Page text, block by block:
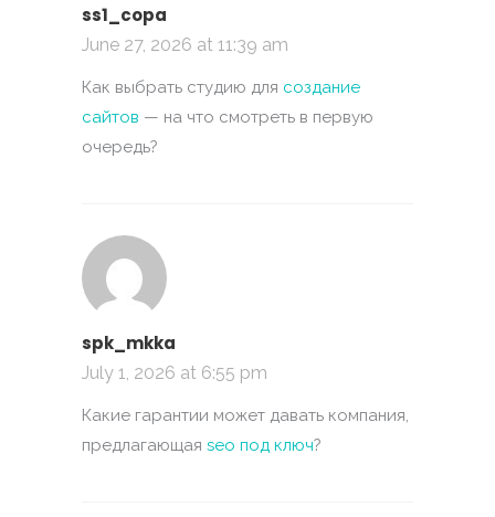
ss1_copa
June 27, 2026 at 11:39 am
Как выбрать студию для создание
сайтов — на что смотреть в первую
очередь?
spk_mkka
July 1, 2026 at 6:55 pm
Какие гарантии может давать компания,
предлагающая seo под ключ?